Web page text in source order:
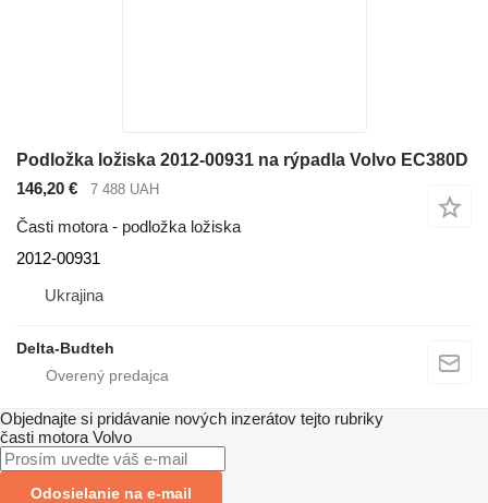
Podložka ložiska 2012-00931 na rýpadla Volvo EC380D
146,20 €
7 488 UAH
Časti motora - podložka ložiska
2012-00931
Ukrajina
Delta-Budteh
Objednajte si pridávanie nových inzerátov tejto rubriky
časti motora Volvo
Odosielanie na e-mail